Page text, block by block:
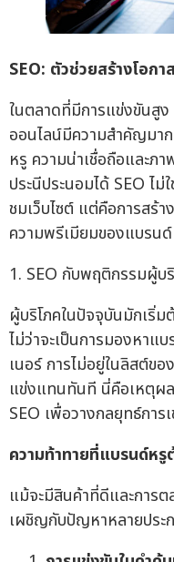
SEO: ตัวช่วยสร้างโอก
ในตลาดที่มีการแข่งขันสู
ออนไลน์มีความสำคัญมา
หรู ความน่าเชื่อถือและภ
ประนีประนอมได้ SEO ไ
ชมเว็บไซต์ แต่คือการสร้
ความพรีเมียมของแบรนด์
1. SEO กับพฤติกรรมผู้บ
ผู้บริโภคในปัจจุบันมักเริ่
ไม่ว่าจะเป็นการมองหาแ
เนอร์ การไม่อยู่ในลิสต์ข
แข่งแทนทันที นี่คือเหตุผ
SEO เพื่อวางกลยุทธ์การ
ความท้าทายที่แบรนด์ห
แม้จะมีสินค้าที่ดีและการ
เผชิญกับปัญหาหลายประ